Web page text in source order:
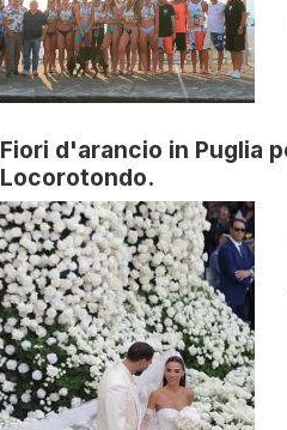
Fiori d'arancio in Puglia
Locorotondo.